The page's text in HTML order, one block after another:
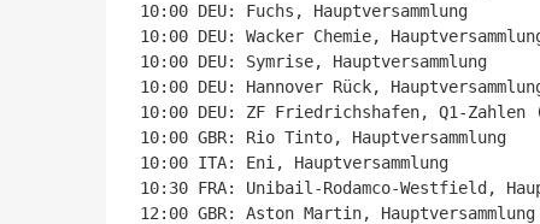
10:00 DEU: Fuchs, Hauptversammlung
10:00 DEU: Wacker Chemie,
10:00 DEU: Symrise, Hauptversammlung
10:00 DEU: Hannover Rück,
10:00 DEU: ZF Friedrichshafen, Q1-Zahlen
10:00 GBR: Rio Tinto, Hauptversammlung
10:00 ITA: Eni, Hauptversammlung
10:30 FRA: Unibail-Rodamco-Westfield,
12:00 GBR: Aston Martin, Hauptversammlung